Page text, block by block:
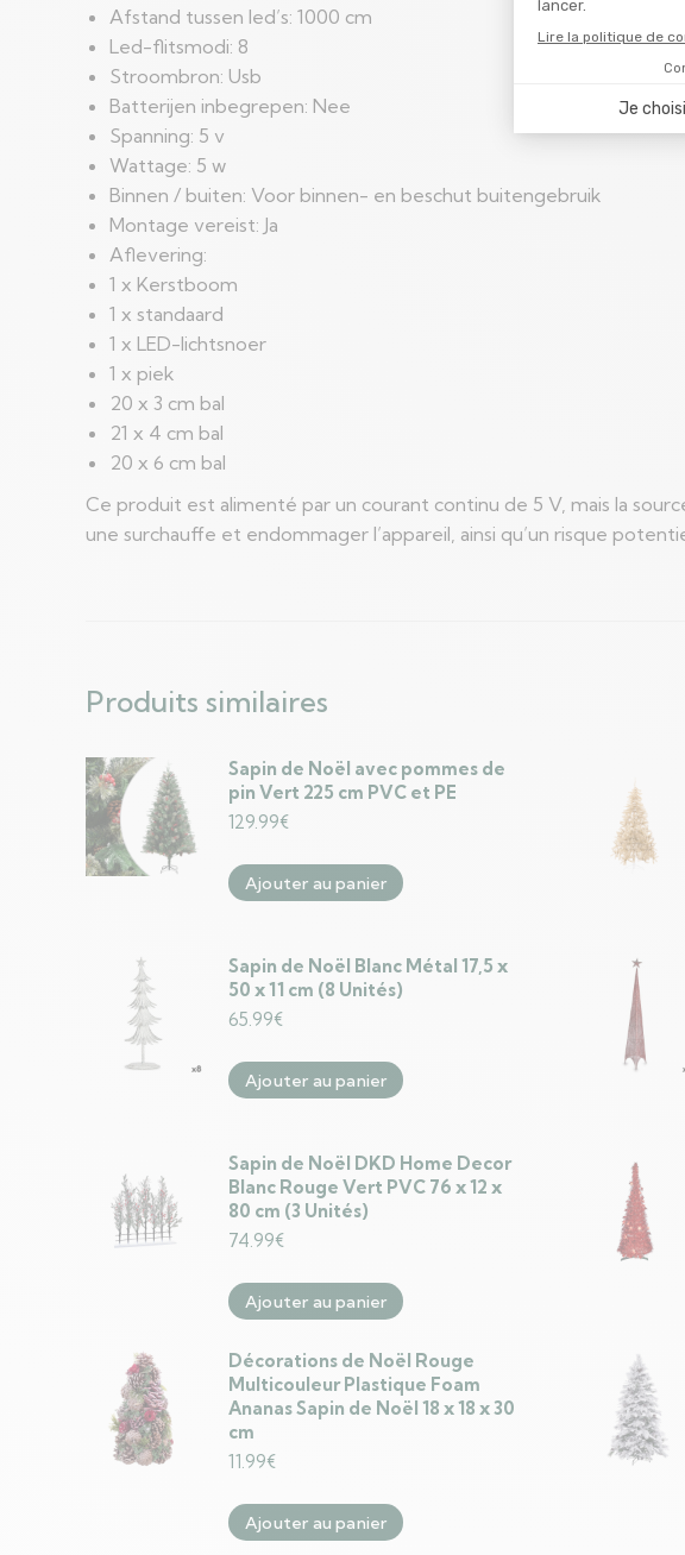
Afstand tussen led’s: 1000 cm
Led-flitsmodi: 8
Stroombron: Usb
Batterijen inbegrepen: Nee
Spanning: 5 v
Wattage: 5 w
Binnen / buiten: Voor binnen- en beschut buitengebruik
Montage vereist: Ja
Aflevering:
1 x Kerstboom
1 x standaard
1 x LED-lichtsnoer
1 x piek
20 x 3 cm bal
21 x 4 cm bal
20 x 6 cm bal
Ce produit est alimenté par un courant continu de 5 V, mais la
une surchauffe et endommager l’appareil, ainsi qu’un risque
Produits similaires
Sapin de Noël avec pommes de
pin Vert 225 cm PVC et PE
129.99€
Ajouter au panier
Sapin de Noël Blanc Métal 17,5 x
50 x 11 cm (8 Unités)
65.99€
Ajouter au panier
Sapin de Noël DKD Home Decor
Blanc Rouge Vert PVC 76 x 12 x
80 cm (3 Unités)
74.99€
Ajouter au panier
Décorations de Noël Rouge
Multicouleur Plastique Foam
Ananas Sapin de Noël 18 x 18 x 30
cm
11.99€
Ajouter au panier